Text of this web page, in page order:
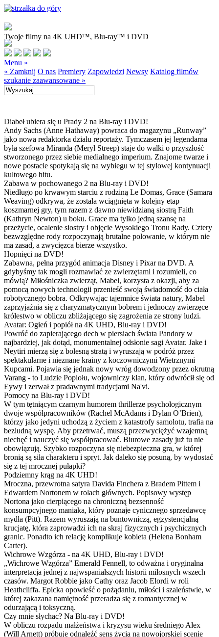
Twoje filmy na 4K UHD™, Blu-ray™ i DVD
Menu »
« Zamknij O nas Premiery Zapowiedzi Newsy Katalog filmów
szukanie zaawansowane »
Diabeł ubiera się u Prady 2 na Blu-ray i DVD!
Andy Sachs (Anne Hathaway) powraca do magazynu „Runway”
jako nowa redaktorka działu reportaży. Tymczasem jej legendarna
była szefowa Miranda (Meryl Streep) staje do walki o przyszłość
stworzonego przez siebie medialnego imperium. Znajome twarze i
nowe postacie spotykają się na wybiegu w tej stylowej kontynuacji
kultowego hitu.
Zabawa w pochowanego 2 na Blu-ray i DVD!
Niedługo po krwawym starciu z rodziną Le Domas, Grace (Samara
Weaving) odkrywa, że została wciągnięta w kolejny etap
koszmarnej gry, tym razem z dawno niewidzianą siostrą Faith
(Kathryn Newton) u boku. Grace ma tylko jedną szansę na
przeżycie, ocalenie siostry i objęcie Wysokiego Tronu Rady. Cztery
bezwzględne rody rozpoczynają brutalne polowanie, w którym nie
ma zasad, a zwycięzca bierze wszystko.
Hopnięci na DVD!
Zabawna, pełna przygód animacja Disney i Pixar na DVD. A
gdybyśmy tak mogli rozmawiać ze zwierzętami i rozumieli, co
mówią? Miłośniczka zwierząt, Mabel, korzysta z okazji, aby za
pomocą nowych technologii przenieść swoją świadomość do ciała
robotycznego bobra. Odkrywając tajemnice świata natury, Mabel
zaprzyjaźnia się z charyzmatycznym bobrem i jednoczy zwierzęce
królestwo w obliczu zbliżającego się zagrożenia ze strony ludzi.
Avatar: Ogień i popiół na 4K UHD, Blu-ray i DVD!
Powróć do zapierającego dech w piersiach świata Pandory w
najbardziej, jak dotąd, monumentalnej odsłonie sagi Avatar. Jake i
Neytiri mierzą się z bolesną stratą i wyruszają w podróż przez
spektakularne i nieznane krainy z koczowniczymi Wietrznymi
Kupcami. Pojawia się jednak nowy wróg dowodzony przez okrutną
Varang - to Ludzie Popiołu, wojowniczy klan, który odwrócił się od
Eywy i zerwał z pradawnymi tradycjami Na'vi.
Pomocy na Blu-ray i DVD!
W tym tętniącym czarnym humorem thrillerze psychologicznym
dwoje współpracowników (Rachel McAdams i Dylan O’Brien),
którzy jako jedyni uchodzą z życiem z katastrofy samolotu, trafia na
bezludną wyspę. Aby przetrwać, muszą przezwyciężyć wzajemną
niechęć i nauczyć się współpracować. Biurowe zasady już tu nie
obowiązują. Szybko rozpoczyna się niebezpieczna gra, w której
bronią są siła charakteru i spryt. Jak daleko się posuną, by wydostać
się z tej mrocznej pułapki?
Podziemny krąg na 4K UHD!
Mroczna, przewrotna satyra Davida Finchera z Bradem Pittem i
Edwardem Nortonem w rolach głównych. Popisowy występ
Nortona jako cierpiącego na chroniczną bezsenność
konsumpcyjnego maniaka, który poznaje cynicznego sprzedawcę
mydła (Pitt). Razem wyruszają na buntowniczą, egzystencjalną
krucjatę, która zaprowadzi ich na skraj fizycznych i psychicznych
granic. Ponadto ich relację komplikuje kobieta (Helena Bonham
Carter).
Wichrowe Wzgórza - na 4K UHD, Blu-ray i DVD!
„Wichrowe Wzgórza” Emerald Fennell, to odważna i oryginalna
interpretacja jednej z najwspanialszych historii miłosnych wszech
czasów. Margot Robbie jako Cathy oraz Jacob Elordi w roli
Heathcliffa. Epicka opowieść o pożądaniu, miłości i szaleństwie, w
której zakazana namiętność przeradza się z romantycznej w
odurzającą i toksyczną.
Czy mnie słychac? Na Blu-ray i DVD!
W obliczu rozpadu małżeństwa i kryzysu wieku średniego Alex
(Will Arnett) próbuje odnaleźć sens życia na nowojorskiej scenie